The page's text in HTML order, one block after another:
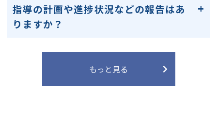
指導の計画や進捗状況などの報告はあ
りますか？
もっと見る